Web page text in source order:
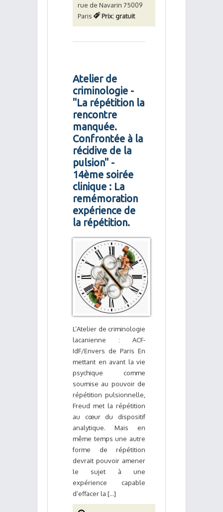
rue de Navarin 75009
Paris
Prix: gratuit
Atelier de
criminologie -
"La répétition la
rencontre
manquée.
Confrontée à la
récidive de la
pulsion" -
14ème soirée
clinique : La
remémoration
expérience de
la répétition.
L’Atelier de criminologie
lacanienne : ACF-
IdF/Envers de Paris En
mettant en avant la vie
psychique comme
soumise au pouvoir de
répétition pulsionnelle,
Freud met la répétition
au cœur du dispositif
analytique. Mais en
même temps une autre
forme de répétition
devrait pouvoir amener
le sujet à une
expérience capable
d’effacer la [...]